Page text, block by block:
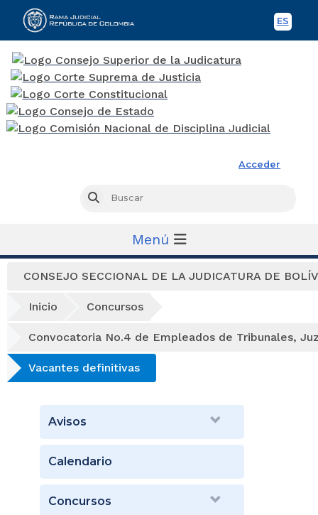
ES
Acceder
Buscar
Menú
CONSEJO SECCIONAL DE LA JUDICATURA DE
Inicio Concursos
Convocatoria No.4 de Empleados de Tribunales,
Vacantes definitivas
Avisos
Calendario
Concursos